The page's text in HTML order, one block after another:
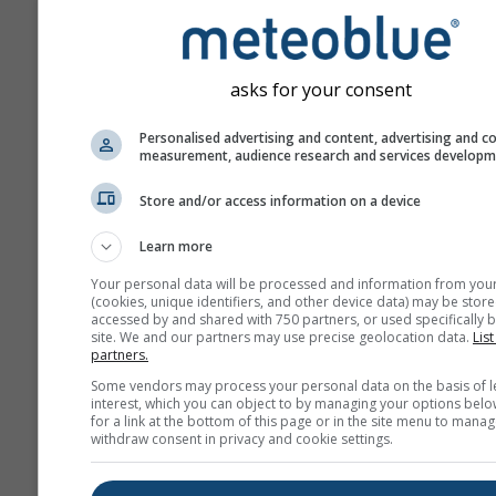
Europe7.0 km
120 ч (3-
hourly)
ICOND-2
Germany
2.0 km
GFS-40
Global40.0 km
NAM-12
North
America
12.0 km
84 ч (3-
hourly)
asks for your consent
Personalised advertising and content, advertising and
measurement, audience research and services
Store and/or access information on a device
Learn more
Your personal data will be processed and information from
(cookies, unique identifiers, and other device data) may be
accessed by and shared with 750 partners, or used specifically
site. We and our partners may use precise geolocation data.
partners.
Some vendors may process your personal data on the basis of
interest, which you can object to by managing your options
for a link at the bottom of this page or in the site menu to
withdraw consent in privacy and cookie settings.